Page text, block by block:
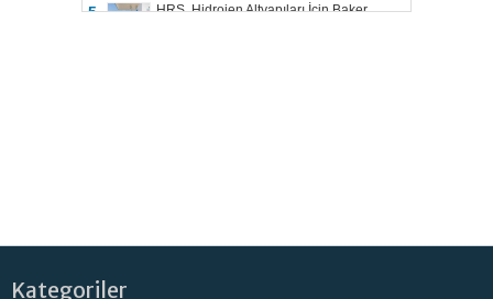
5.
HRS, Hidrojen Altyapıları İçin Baker
Kategoriler